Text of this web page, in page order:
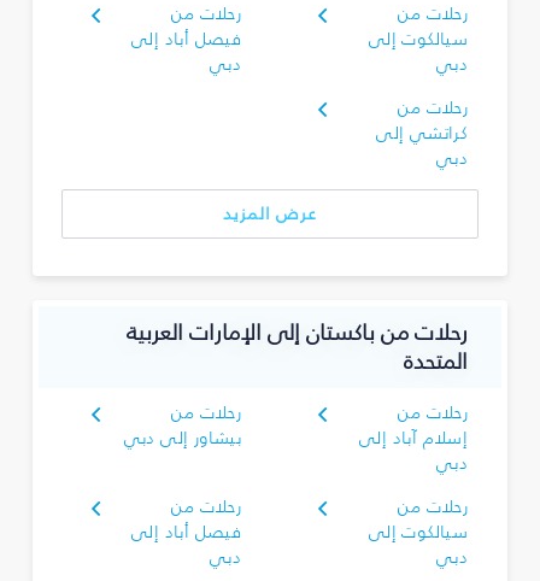
رحلات من
سيالكوت إلى
دبي
رحلات من
فيصل أباد إلى
دبي
رحلات من
كراتشي إلى
دبي
عرض المزيد
رحلات من باكستان إلى الإمارات العربية
المتحدة
رحلات من
إسلام آباد إلى
دبي
رحلات من
بيشاور إلى دبي
رحلات من
سيالكوت إلى
دبي
رحلات من
فيصل أباد إلى
دبي